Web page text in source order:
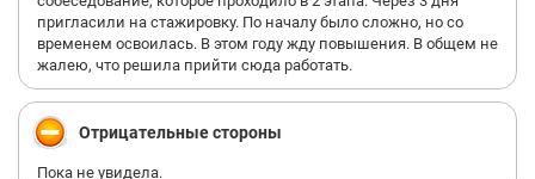
пригласили на стажировку. По началу было сложно, но со
временем освоилась. В этом году жду повышения. В общем не
жалею, что решила прийти сюда работать.
Отрицательные стороны
Пока не увидела.